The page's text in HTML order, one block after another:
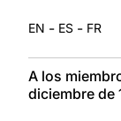
EN - ES - FR
A los
diciembre de